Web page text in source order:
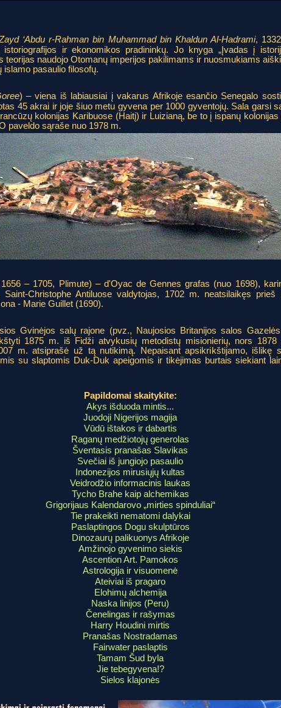
‘Abdu r-Rahman bin Muhammad bin Khaldun Al-Hadrami,
istoriografijos ir ekonomikos pradininkų. Jo knyga „Įvadas į
teorijas naudojo Otomanų imperijos pakilimams ir nuosmukiams
islamo pasaulio filosofų.
) – viena iš labiausiai į vakarus Afrikoje esančio Senegalo
45 akrai ir joje šiuo metu gyvena per 1000 gyventojų. Sala garsi
kolonijas Karibuose (Haitį) ir Luizianą, be to į ispanų
paveldo sąraše nuo 1978 m.
– 1705, Plimute) – d'Oyac de Gennes grafas (nuo 1698),
Christophe Antiluose valdytojas, 1702 m. neatsilaikęs
- Marie Guillet (1690).
Gvinėjos salų rajone (pvz., Naujosios Britanijos salos
1875 m. iš Fidži atvykusių metodistų misionierių, nors
m. atsiprašė už tą nutikimą. Nepaisant apsikrikštijamo, išlikę
su slaptomis Duk-Duk apeigomis ir tikėjimas burtais siekiant
Papildomai skaitykite:
Akys išduoda mintis...
Juodoji Nigerijos magija
Vūdū ištakos ir dabartis
Raganų medžiotojų generolas
Šventasis pranašas Slavikas
Svečiai iš jungiojo pasaulio
Indonezijos mirusiųjų kultas
Veidrodžio informacinis laukas
Tycho Brahe kaip alchemikas
Grigorijaus Kalendarovo „mirties spinduliai“
Tie prakeikti nematomi dalykai
Paslaptingos Dogu skulptūros
Dinozaurų palikuonys Afrikoje
Amžinojo gyvenimo siekis
Ascention Art. Pamokos
Astrologija ir visuomenė
Ateiviai iš pragaro
Elohimų alchemija
Naska linijos (Peru)
Čenelingas ir rašymas
Harry Houdini mirtis
Pranašas Nostradamas
Fairwater paslaptis
Tamam Šud byla
Jie tebegyvena!?
Sielos klajonės